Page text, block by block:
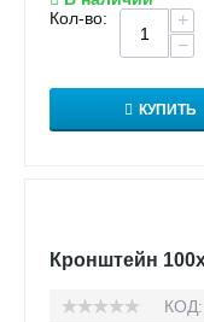
Кол-во:
+
−
КУПИТЬ
Кронштейн
КОД: